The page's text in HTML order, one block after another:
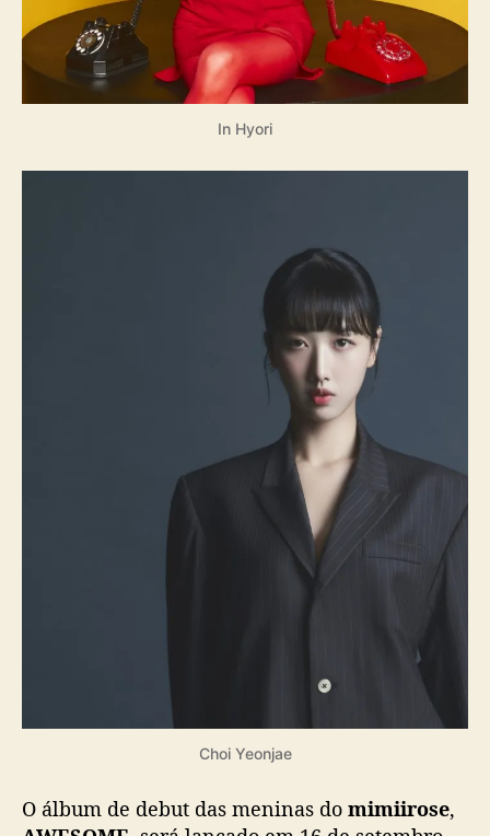
In Hyori
Choi Yeonjae
O álbum de debut das meninas do mimiirose,